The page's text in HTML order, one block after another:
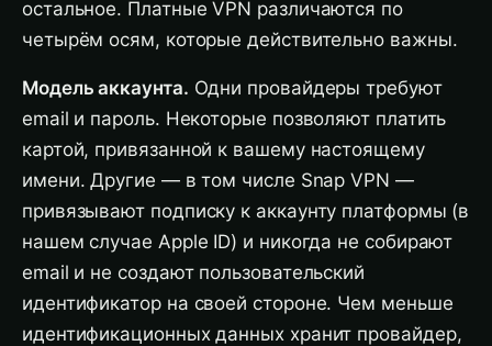
остальное. Платные VPN различаются по
четырём осям, которые действительно важны.
Модель аккаунта. Одни провайдеры требуют
email и пароль. Некоторые позволяют платить
картой, привязанной к вашему настоящему
имени. Другие — в том числе Snap VPN —
привязывают подписку к аккаунту платформы (в
нашем случае Apple ID) и никогда не собирают
email и не создают пользовательский
идентификатор на своей стороне. Чем меньше
идентификационных данных хранит провайдер,